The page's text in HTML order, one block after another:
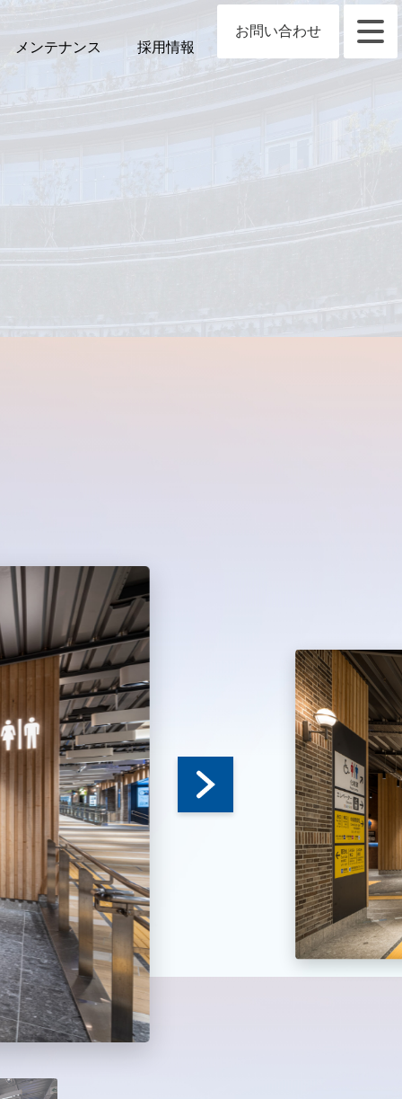
メンテナンス 採用情報
お問い合わせ